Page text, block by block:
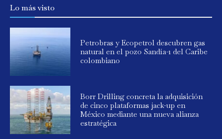
Lo más visto
Petrobras y Ecopetrol descubren gas
natural en el pozo Sandía-1 del Caribe
colombiano
Borr Drilling concreta la adquisición
de cinco plataformas jack-up en
México mediante una nueva alianza
estratégica